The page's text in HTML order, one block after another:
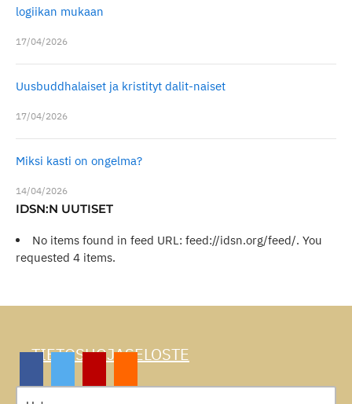
logiikan mukaan
17/04/2026
Uusbuddhalaiset ja kristityt dalit-naiset
17/04/2026
Miksi kasti on ongelma?
14/04/2026
IDSN:N UUTISET
No items found in feed URL: feed://idsn.org/feed/. You
requested 4 items.
TIETOSUOJASELOSTE